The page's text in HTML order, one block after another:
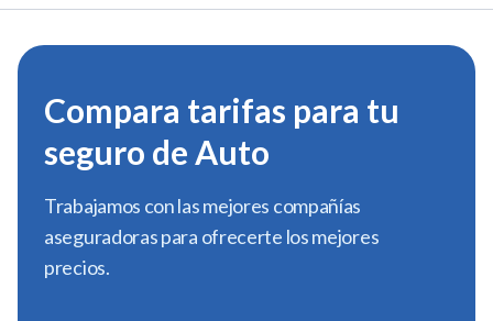
Compara tarifas para tu
seguro de Auto
Trabajamos con las mejores compañías
aseguradoras para ofrecerte los mejores
precios.